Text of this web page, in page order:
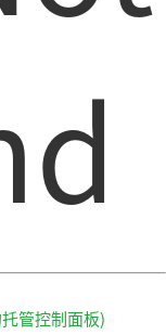
管控制面板)